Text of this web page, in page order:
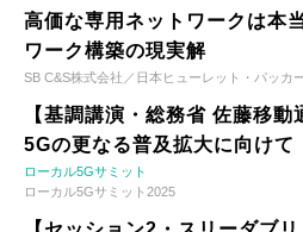
高価な専用ネットワークは本
ワーク構築の現実解
SB C&S株式会社／日本ヒューレット・パッカ
【基調講演・総務省 佐藤移
5Gの更なる普及拡大に向けて
ローカル5Gサミット
ローカル5Gサミット2025